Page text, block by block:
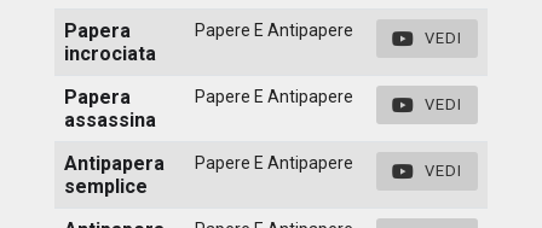
Papera
incrociata
Papere E Antipapere VEDI
Papera
assassina
Papere E Antipapere VEDI
Antipapera
semplice
Papere E Antipapere VEDI